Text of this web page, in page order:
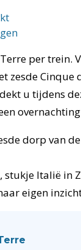
per trein.
zesde Cinque
u tijdens
dorp van
stukje Italië in
eigen